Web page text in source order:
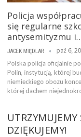
Policja
się regularne
antysemityzmu
JACEK MIĘDLAR paź 6,
Polska policja oficjalnie
Polin, instytucją, której
niemieckiego obozu
której dachem
UTRZYMUJEMY
DZIĘKUJEMY!